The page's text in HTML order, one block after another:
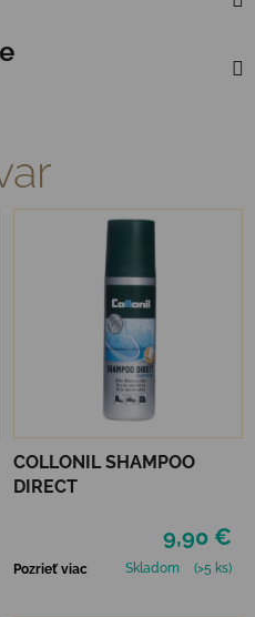
COLLONIL SHAMPOO
DIRECT
9,90 €
Pozrieť viac Skladom (>5 ks)